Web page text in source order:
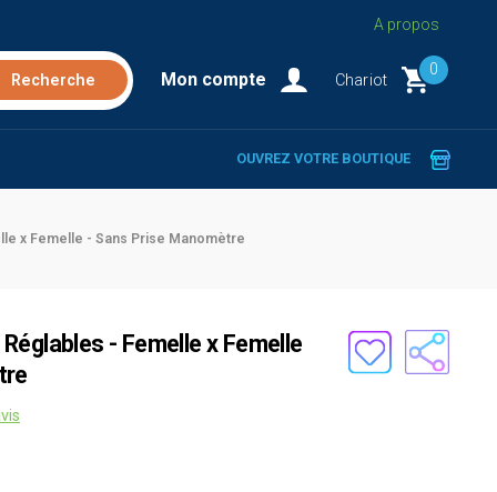
A propos
Mon compte Chariot
0
OUVREZ VOTRE BOUTIQUE
x Femelle - Sans Prise Manomètre
- Femelle x Femelle